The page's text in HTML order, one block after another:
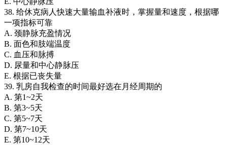
38. 给休克病人快速大量输血补液时，掌握量和速度，根据哪
一项指标可靠
A. 颈静脉充盈情况
B. 面色和肢端温度
C. 血压和脉搏
D. 尿量和中心静脉压
E. 根据已丧失量
39. 乳房自我检查的时间最好选在月经周期的
A. 第1~2天
B. 第3~5天
C. 第5~7天
D. 第7~10天
E. 第10~12天